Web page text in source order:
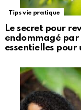
Tips vie pratique
Le secret pour
endommagé par
essentielles pour